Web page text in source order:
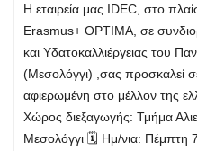
Η εταιρεία μας IDEC, στο
Erasmus+ OPTIMA, σε
και Υδατοκαλλιέργειας του
(Μεσολόγγι) ,σας προσκαλεί
αφιερωμένη στο μέλλον της
Χώρος διεξαγωγής: Τμήμα
Μεσολόγγι 🗓 Ημ/νια: Πέμπτη